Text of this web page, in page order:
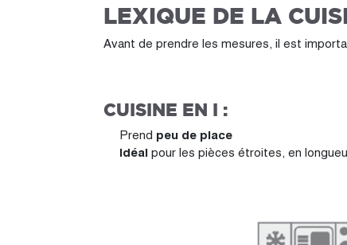
LEXIQUE DE LA
Avant de prendre les mesures, il est
CUISINE EN I :
Prend peu de place
Idéal pour les pièces étroites, en